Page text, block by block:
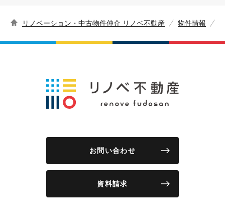
リノベーション・中古物件仲介 リノベ不動産 物件情報
お問い合わせ
資料請求